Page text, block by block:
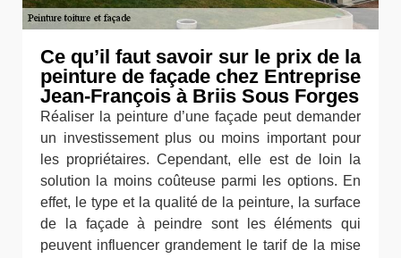
Ce qu’il faut savoir sur le prix de la
peinture de façade chez Entreprise
Jean-François à Briis Sous Forges
Réaliser la peinture d’une façade peut demander
un investissement plus ou moins important pour
les propriétaires. Cependant, elle est de loin la
solution la moins coûteuse parmi les options. En
effet, le type et la qualité de la peinture, la surface
de la façade à peindre sont les éléments qui
peuvent influencer grandement le tarif de la mise